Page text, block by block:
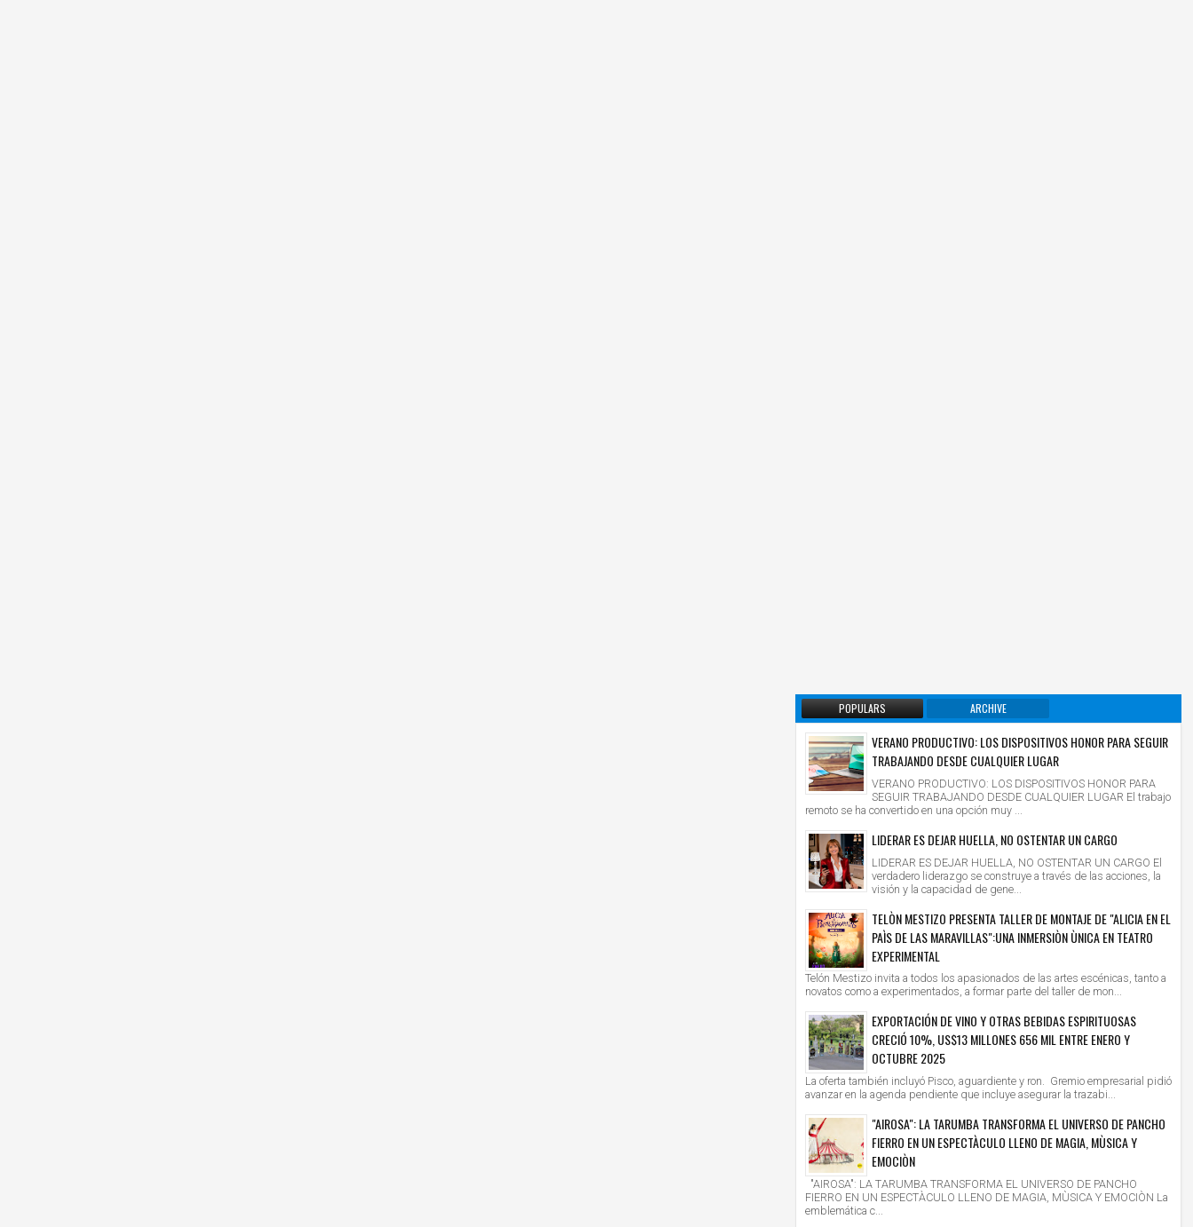
POPULARS ARCHIVE
VERANO PRODUCTIVO: LOS DISPOSITIVOS HONOR PARA SEGUIR
TRABAJANDO DESDE CUALQUIER LUGAR
VERANO PRODUCTIVO: LOS DISPOSITIVOS HONOR PARA
SEGUIR TRABAJANDO DESDE CUALQUIER LUGAR El trabajo
remoto se ha convertido en una opción muy ...
LIDERAR ES DEJAR HUELLA, NO OSTENTAR UN CARGO
LIDERAR ES DEJAR HUELLA, NO OSTENTAR UN CARGO El
verdadero liderazgo se construye a través de las acciones, la
visión y la capacidad de gene...
TELÒN MESTIZO PRESENTA TALLER DE MONTAJE DE "ALICIA EN EL
PAÌS DE LAS MARAVILLAS":UNA INMERSIÒN ÙNICA EN TEATRO
EXPERIMENTAL
Telón Mestizo invita a todos los apasionados de las artes escénicas, tanto a
novatos como a experimentados, a formar parte del taller de mon...
EXPORTACIÓN DE VINO Y OTRAS BEBIDAS ESPIRITUOSAS
CRECIÓ 10%, US$13 MILLONES 656 MIL ENTRE ENERO Y
OCTUBRE 2025
La oferta también incluyó Pisco, aguardiente y ron. Gremio empresarial pidió
avanzar en la agenda pendiente que incluye asegurar la trazabi...
"AIROSA": LA TARUMBA TRANSFORMA EL UNIVERSO DE PANCHO
FIERRO EN UN ESPECTÀCULO LLENO DE MAGIA, MÙSICA Y
EMOCIÒN
"AIROSA": LA TARUMBA TRANSFORMA EL UNIVERSO DE PANCHO
FIERRO EN UN ESPECTÀCULO LLENO DE MAGIA, MÙSICA Y EMOCIÒN La
emblemática c...